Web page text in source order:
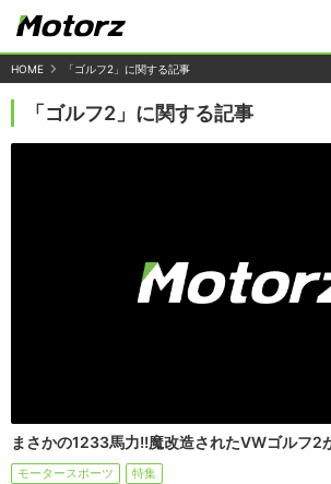
HOME 「ゴルフ2」に関する記事
「ゴルフ2」に関する記事
まさかの1233馬力!!魔改造されたVWゴルフ2
モータースポーツ 特集